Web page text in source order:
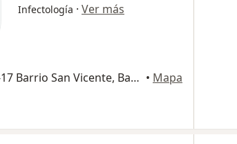
Infectología · Ver más
Cra. 49C # 85-17 Barrio San Vicente, Barranquilla • Mapa